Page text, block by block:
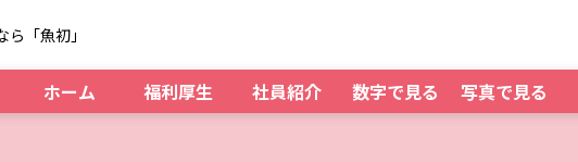
「魚初」
ホーム 福利厚生 社員紹介 数字で見る 写真で見る